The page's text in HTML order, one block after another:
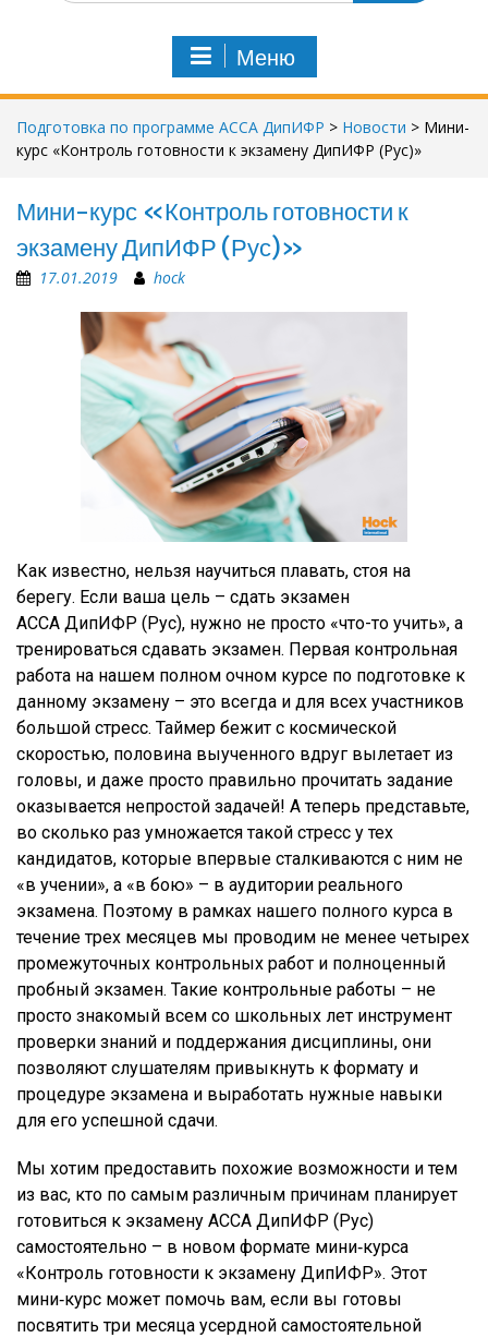
о
:
Меню
Подготовка по программе АССА ДипИФР > Новости > Мини-
курс «Контроль готовности к экзамену ДипИФР (Рус)»
Мини-курс «Контроль готовности к
экзамену ДипИФР (Рус)»
17.01.2019 hock
Как известно, нельзя научиться плавать, стоя на
берегу. Если ваша цель – сдать экзамен
АССА ДипИФР (Рус), нужно не просто «что-то учить», а
тренироваться сдавать экзамен. Первая контрольная
работа на нашем полном очном курсе по подготовке к
данному экзамену – это всегда и для всех участников
большой стресс. Таймер бежит с космической
скоростью, половина выученного вдруг вылетает из
головы, и даже просто правильно прочитать задание
оказывается непростой задачей! А теперь представьте,
во сколько раз умножается такой стресс у тех
кандидатов, которые впервые сталкиваются с ним не
«в учении», а «в бою» – в аудитории реального
экзамена. Поэтому в рамках нашего полного курса в
течение трех месяцев мы проводим не менее четырех
промежуточных контрольных работ и полноценный
пробный экзамен. Такие контрольные работы – не
просто знакомый всем со школьных лет инструмент
проверки знаний и поддержания дисциплины, они
позволяют слушателям привыкнуть к формату и
процедуре экзамена и выработать нужные навыки
для его успешной сдачи.
Мы хотим предоставить похожие возможности и тем
из вас, кто по самым различным причинам планирует
готовиться к экзамену АССА ДипИФР (Рус)
самостоятельно – в новом формате мини‑курса
«Контроль готовности к экзамену ДипИФР». Этот
мини‑курс может помочь вам, если вы готовы
посвятить три месяца усердной самостоятельной